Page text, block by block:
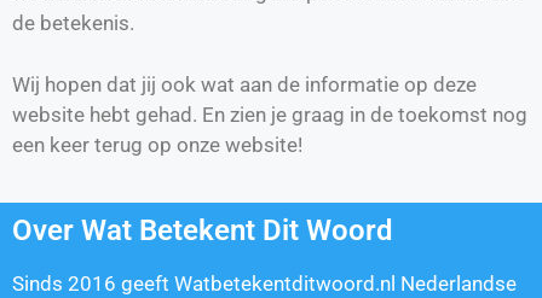
de betekenis.
Wij hopen dat jij ook wat aan de informatie op deze
website hebt gehad. En zien je graag in de toekomst nog
een keer terug op onze website!
Over Wat Betekent Dit Woord
Sinds 2016 geeft Watbetekentditwoord.nl Nederlandse